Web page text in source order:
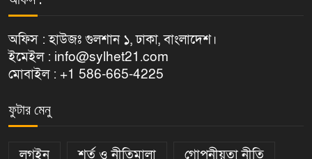
অফিস : হাউজঃ গুলশান ১, ঢাকা, বাংলাদেশ।
ইমেইল : info@sylhet21.com
মোবাইল : +1 586-665-4225
ফুটার মেনু
লগইন শর্ত ও নীতিমালা
গোপনীয়তা নীতি